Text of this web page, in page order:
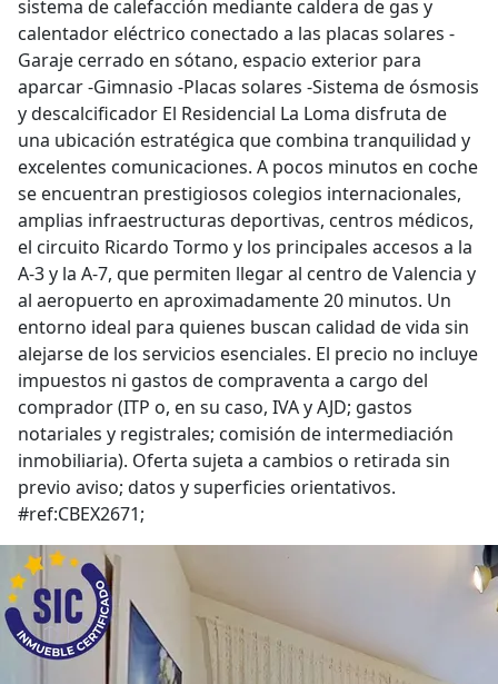
sistema de calefacción mediante caldera de gas y
calentador eléctrico conectado a las placas solares -
Garaje cerrado en sótano, espacio exterior para
aparcar -Gimnasio -Placas solares -Sistema de ósmosis
y descalcificador El Residencial La Loma disfruta de
una ubicación estratégica que combina tranquilidad y
excelentes comunicaciones. A pocos minutos en coche
se encuentran prestigiosos colegios internacionales,
amplias infraestructuras deportivas, centros médicos,
el circuito Ricardo Tormo y los principales accesos a la
A-3 y la A-7, que permiten llegar al centro de Valencia y
al aeropuerto en aproximadamente 20 minutos. Un
entorno ideal para quienes buscan calidad de vida sin
alejarse de los servicios esenciales. El precio no incluye
impuestos ni gastos de compraventa a cargo del
comprador (ITP o, en su caso, IVA y AJD; gastos
notariales y registrales; comisión de intermediación
inmobiliaria). Oferta sujeta a cambios o retirada sin
previo aviso; datos y superficies orientativos.
#ref:CBEX2671;